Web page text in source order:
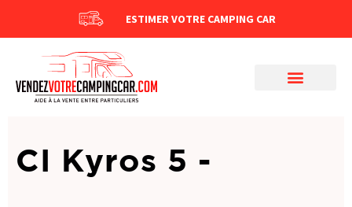
ESTIMER VOTRE CAMPING CAR
CI Kyros 5 -